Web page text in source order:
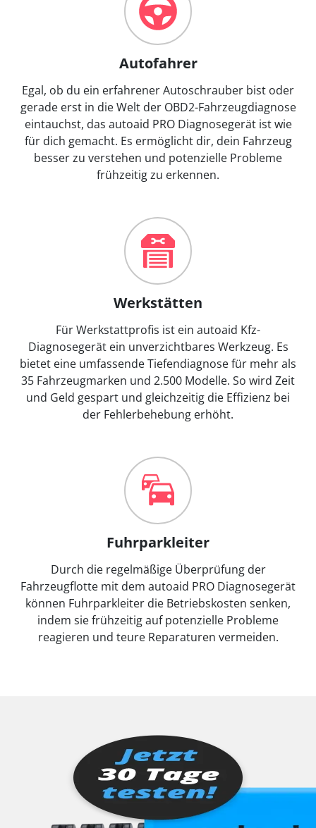
Autofahrer
Egal, ob du ein erfahrener Autoschrauber bist oder
gerade erst in die Welt der OBD2-Fahrzeugdiagnose
eintauchst, das autoaid PRO Diagnosegerät ist wie
für dich gemacht. Es ermöglicht dir, dein Fahrzeug
besser zu verstehen und potenzielle Probleme
frühzeitig zu erkennen.
Werkstätten
Für Werkstattprofis ist ein autoaid Kfz-
Diagnosegerät ein unverzichtbares Werkzeug. Es
bietet eine umfassende Tiefendiagnose für mehr als
35 Fahrzeugmarken und 2.500 Modelle. So wird Zeit
und Geld gespart und gleichzeitig die Effizienz bei
der Fehlerbehebung erhöht.
Fuhrparkleiter
Durch die regelmäßige Überprüfung der
Fahrzeugflotte mit dem autoaid PRO Diagnosegerät
können Fuhrparkleiter die Betriebskosten senken,
indem sie frühzeitig auf potenzielle Probleme
reagieren und teure Reparaturen vermeiden.